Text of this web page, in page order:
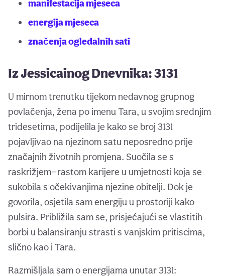
manifestacija mjeseca
energija mjeseca
značenja ogledalnih sati
Iz Jessicainog Dnevnika: 3131
U mirnom trenutku tijekom nedavnog grupnog
povlačenja, žena po imenu Tara, u svojim srednjim
tridesetima, podijelila je kako se broj 3131
pojavljivao na njezinom satu neposredno prije
značajnih životnih promjena. Suočila se s
raskrižjem—rastom karijere u umjetnosti koja se
sukobila s očekivanjima njezine obitelji. Dok je
govorila, osjetila sam energiju u prostoriji kako
pulsira. Približila sam se, prisjećajući se vlastitih
borbi u balansiranju strasti s vanjskim pritiscima,
slično kao i Tara.
Razmišljala sam o energijama unutar 3131: